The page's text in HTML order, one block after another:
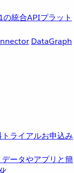
統合APIプラット
DataGraph
ライアルお申込み
データやアプリと簡